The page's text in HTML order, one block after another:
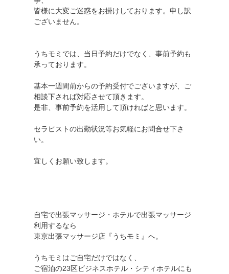
皆様に大変ご迷惑をお掛けしております。申し訳
ございません。
うちモミでは、当日予約だけでなく、事前予約も
承っております。
基本一週間前からの予約受付でございますが、ご
相談下されば対応させて頂きます。
是非、事前予約を活用して頂ければと思います。
セラピストの出勤状況等お気軽にお問合せ下さ
い。
宜しくお願い致します。
自宅で出張マッサージ・ホテルで出張マッサージ
利用するなら
東京出張マッサージ店『うちモミ』へ。
うちモミはご自宅だけではなく、
ご宿泊の23区ビジネスホテル・シティホテルにも